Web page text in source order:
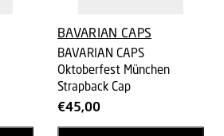
BAVARIAN CAPS
BAVARIAN CAPS
Oktoberfest München
Strapback Cap
€45,00